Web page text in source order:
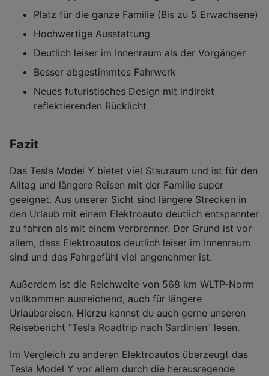
Platz für die ganze Familie (Bis zu 5 Erwachsene)
Hochwertige Ausstattung
Deutlich leiser im Innenraum als der Vorgänger
Besser abgestimmtes Fahrwerk
Neues futuristisches Design mit indirekt
reflektierenden Rücklicht
Fazit
Das Tesla Model Y bietet viel Stauraum und ist für den
Alltag und längere Reisen mit der Familie super
geeignet. Aus unserer Sicht sind längere Strecken in
den Urlaub mit einem Elektroauto deutlich entspannter
zu fahren als mit einem Verbrenner. Der Grund ist vor
allem, dass Elektroautos deutlich leiser im Innenraum
sind und das Fahrgefühl viel angenehmer ist.
Außerdem ist die Reichweite von 568 km WLTP-Norm
vollkommen ausreichend, auch für längere
Urlaubsreisen. Hierzu kannst du auch gerne unseren
Reisebericht “Tesla Roadtrip nach Sardinien” lesen.
Im Vergleich zu anderen Elektroautos überzeugt das
Tesla Model Y vor allem durch die herausragende